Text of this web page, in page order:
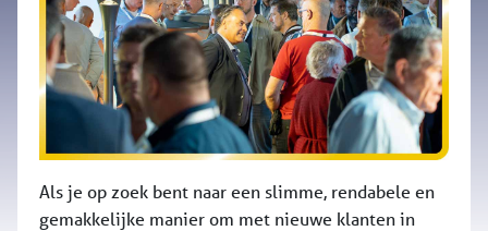
Als je op zoek bent naar een slimme, rendabele en
gemakkelijke manier om met nieuwe klanten in